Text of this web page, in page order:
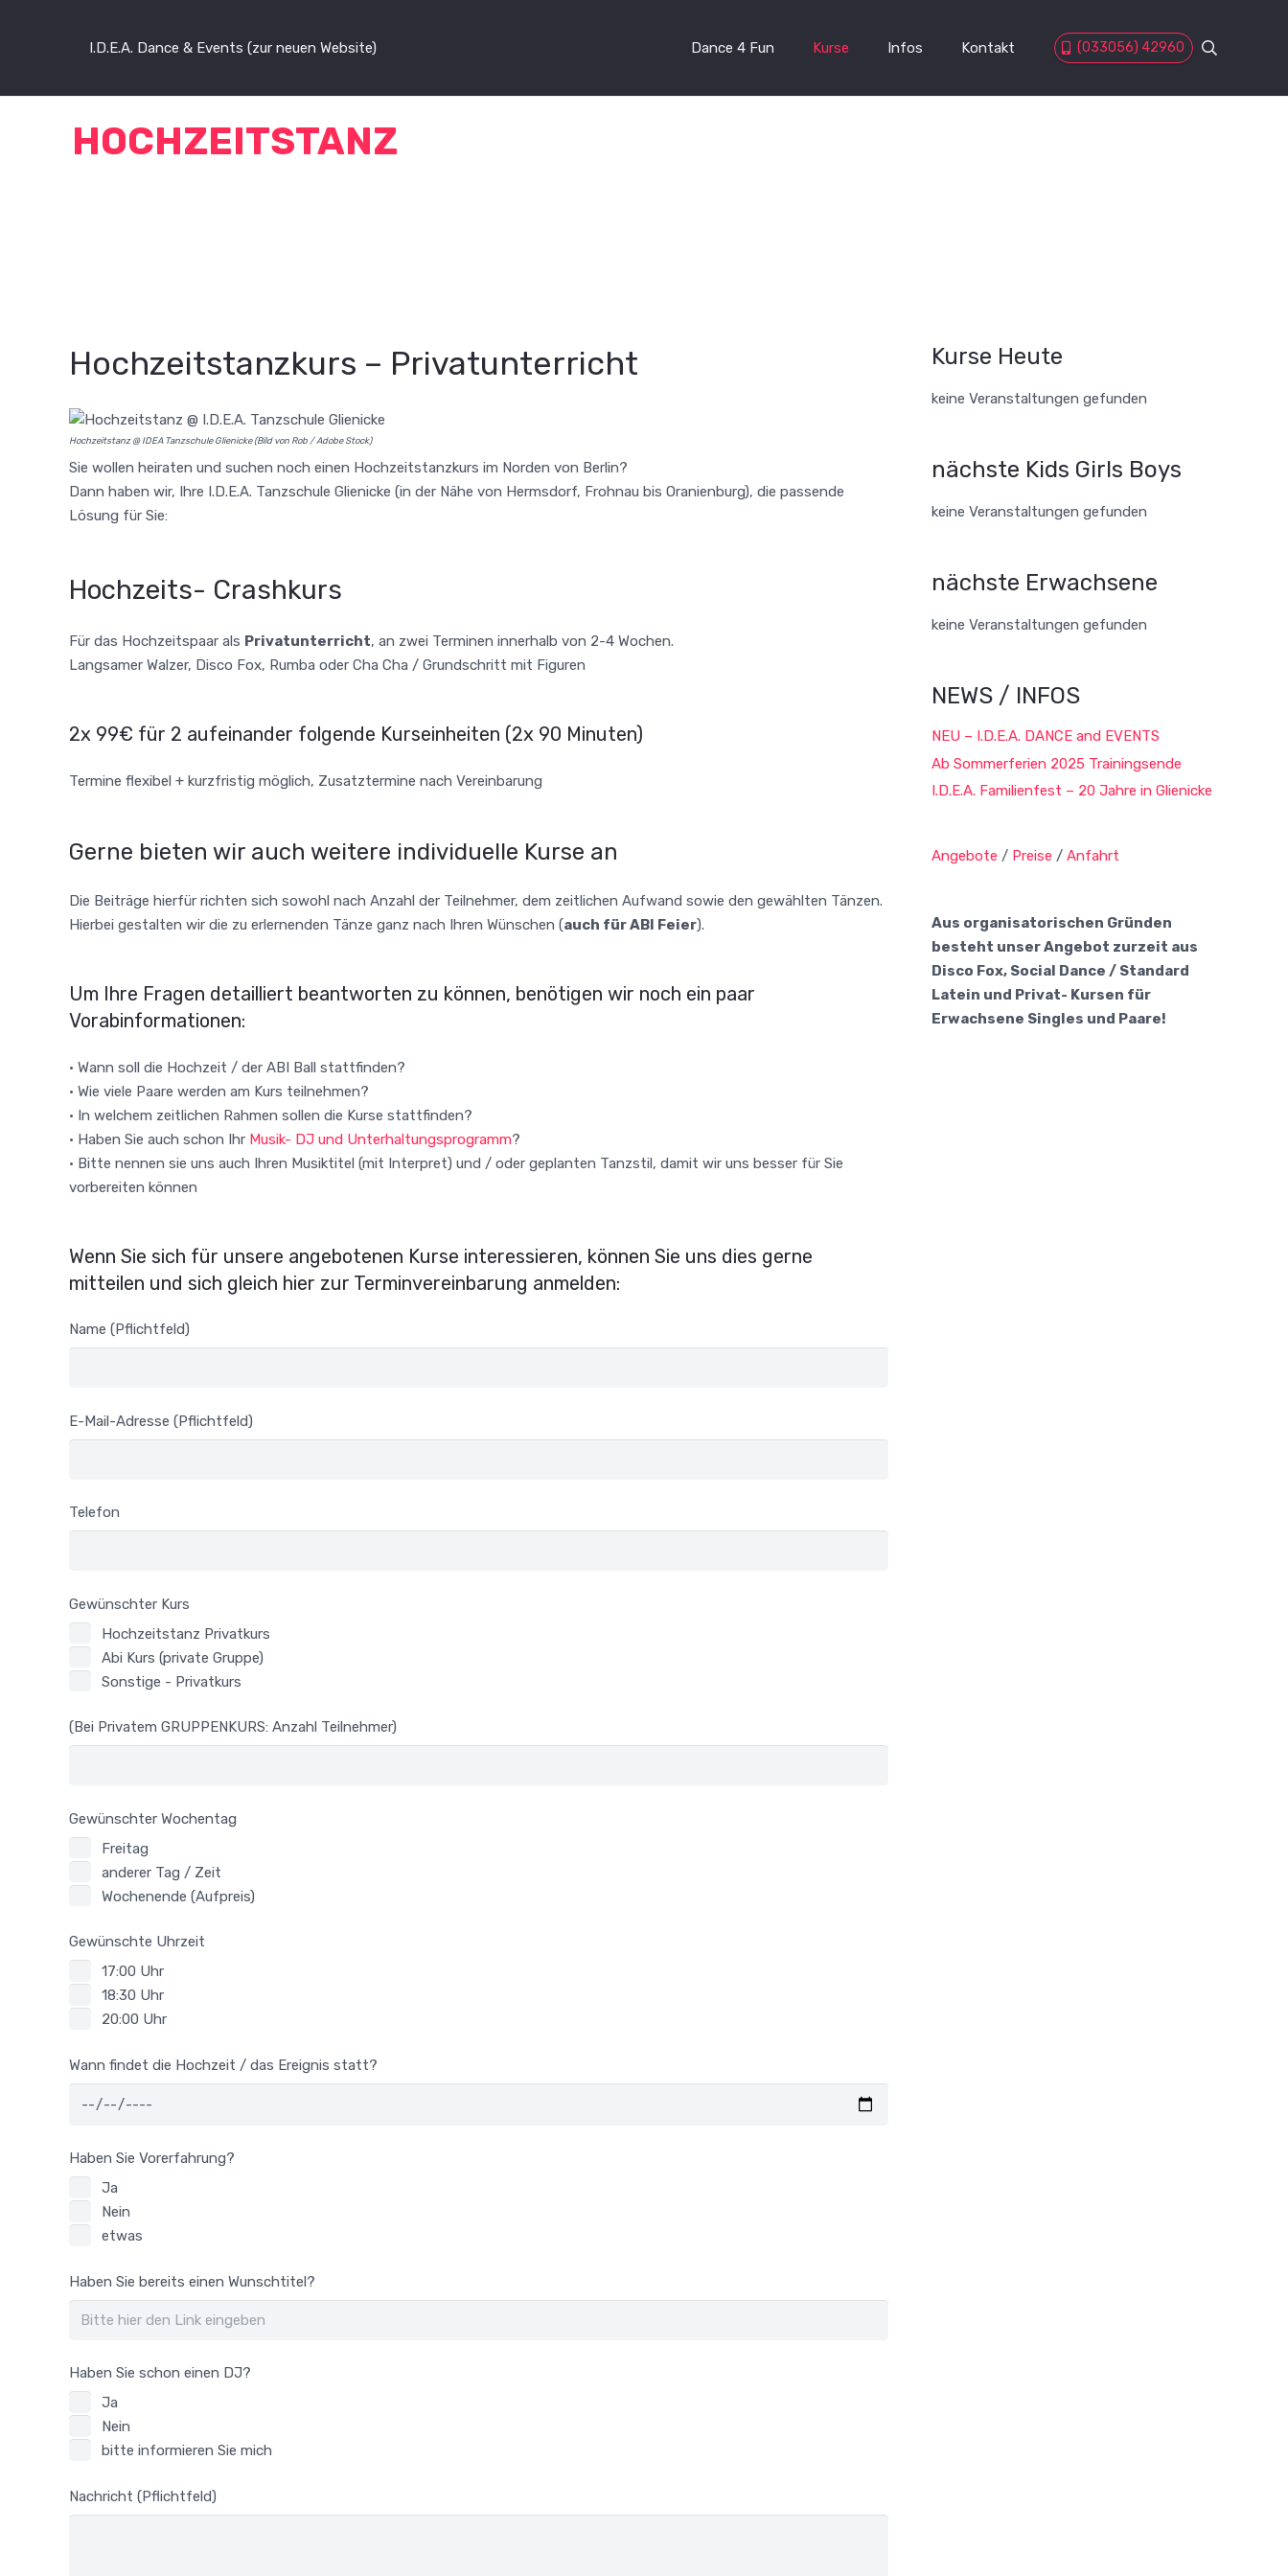
I.D.E.A. Dance & Events (zur neuen Website) Dance 4 Fun Kurse Infos Kontakt (033056) 42960
HOCHZEITSTANZ
Hochzeitstanzkurs – Privatunterricht
Hochzeitstanz @ IDEA Tanzschule Glienicke (Bild von Rob / Adobe Stock)
Sie wollen heiraten und suchen noch einen Hochzeitstanzkurs im Norden von Berlin?
Dann haben wir, Ihre I.D.E.A. Tanzschule Glienicke (in der Nähe von Hermsdorf, Frohnau bis Oranienburg), die passende
Lösung für Sie:
Hochzeits- Crashkurs
Für das Hochzeitspaar als Privatunterricht, an zwei Terminen innerhalb von 2-4 Wochen.
Langsamer Walzer, Disco Fox, Rumba oder Cha Cha / Grundschritt mit Figuren
2x 99€ für 2 aufeinander folgende Kurseinheiten (2x 90 Minuten)
Termine flexibel + kurzfristig möglich, Zusatztermine nach Vereinbarung
Gerne bieten wir auch weitere individuelle Kurse an
Die Beiträge hierfür richten sich sowohl nach Anzahl der Teilnehmer, dem zeitlichen Aufwand sowie den gewählten Tänzen.
Hierbei gestalten wir die zu erlernenden Tänze ganz nach Ihren Wünschen (auch für ABI Feier).
Um Ihre Fragen detailliert beantworten zu können, benötigen wir noch ein paar
Vorabinformationen:
• Wann soll die Hochzeit / der ABI Ball stattfinden?
• Wie viele Paare werden am Kurs teilnehmen?
• In welchem zeitlichen Rahmen sollen die Kurse stattfinden?
• Haben Sie auch schon Ihr Musik- DJ und Unterhaltungsprogramm?
• Bitte nennen sie uns auch Ihren Musiktitel (mit Interpret) und / oder geplanten Tanzstil, damit wir uns besser für Sie
vorbereiten können
Wenn Sie sich für unsere angebotenen Kurse interessieren, können Sie uns dies gerne
mitteilen und sich gleich hier zur Terminvereinbarung anmelden:
Name (Pflichtfeld)
E-Mail-Adresse (Pflichtfeld)
Telefon
Gewünschter Kurs
Hochzeitstanz Privatkurs
Abi Kurs (private Gruppe)
Sonstige - Privatkurs
(Bei Privatem GRUPPENKURS: Anzahl Teilnehmer)
Gewünschter Wochentag
Freitag
anderer Tag / Zeit
Wochenende (Aufpreis)
Gewünschte Uhrzeit
17:00 Uhr
18:30 Uhr
20:00 Uhr
Wann findet die Hochzeit / das Ereignis statt?
Haben Sie Vorerfahrung?
Ja
Nein
etwas
Haben Sie bereits einen Wunschtitel?
Haben Sie schon einen DJ?
Ja
Nein
bitte informieren Sie mich
Nachricht (Pflichtfeld)
Kurse Heute
keine Veranstaltungen gefunden
nächste Kids Girls Boys
keine Veranstaltungen gefunden
nächste Erwachsene
keine Veranstaltungen gefunden
NEWS / INFOS
NEU – I.D.E.A. DANCE and EVENTS
Ab Sommerferien 2025 Trainingsende
I.D.E.A. Familienfest – 20 Jahre in Glienicke
Angebote / Preise / Anfahrt
Aus organisatorischen Gründen
besteht unser Angebot zurzeit aus
Disco Fox, Social Dance / Standard
Latein und Privat- Kursen für
Erwachsene Singles und Paare!